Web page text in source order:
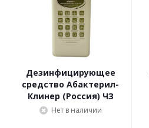
Дезинфицирующее
средство Абактерил-
Клинер (Россия) ЧЗ
Нет в наличии